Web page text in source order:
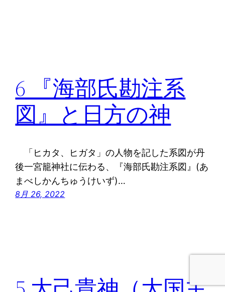
6 『海部氏勘注系
図』と日方の神
「ヒカタ、ヒガタ」の人物を記した系図が丹
後一宮籠神社に伝わる、『海部氏勘注系図』(あ
まべしかんちゅうけいず)…
8月 26, 2022